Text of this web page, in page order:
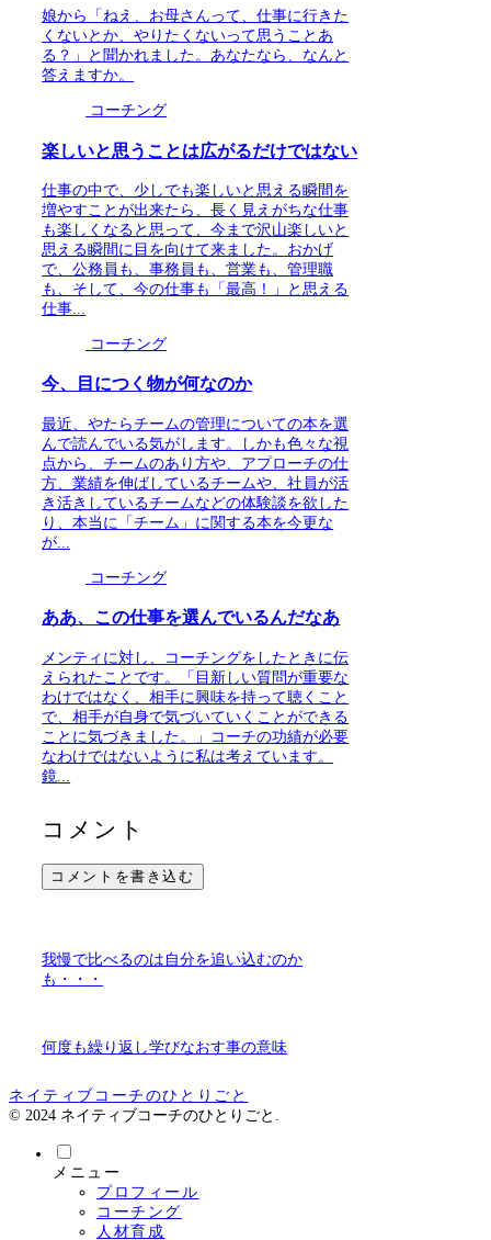
娘から「ねえ、お母さんって、仕事に行きた
くないとか、やりたくないって思うことあ
る？」と聞かれました。あなたなら、なんと
答えますか。
コーチング
楽しいと思うことは広がるだけではない
仕事の中で、少しでも楽しいと思える瞬間を
増やすことが出来たら、長く見えがちな仕事
も楽しくなると思って、今まで沢山楽しいと
思える瞬間に目を向けて来ました。おかげ
で、公務員も、事務員も、営業も、管理職
も、そして、今の仕事も「最高！」と思える
仕事...
コーチング
今、目につく物が何なのか
最近、やたらチームの管理についての本を選
んで読んでいる気がします。しかも色々な視
点から、チームのあり方や、アプローチの仕
方、業績を伸ばしているチームや、社員が活
き活きしているチームなどの体験談を欲した
り、本当に「チーム」に関する本を今更な
が...
コーチング
ああ、この仕事を選んでいるんだなあ
メンティに対し、コーチングをしたときに伝
えられたことです。「目新しい質問が重要な
わけではなく、相手に興味を持って聴くこと
で、相手が自身で気づいていくことができる
ことに気づきました。」コーチの功績が必要
なわけではないように私は考えています。
鏡...
コメント
コメントを書き込む
我慢で比べるのは自分を追い込むのか
も・・・
何度も繰り返し学びなおす事の意味
ネイティブコーチのひとりごと
© 2024 ネイティブコーチのひとりごと.
メニュー
プロフィール
コーチング
人材育成